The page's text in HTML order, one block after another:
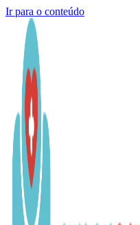
Ir para o conteúdo